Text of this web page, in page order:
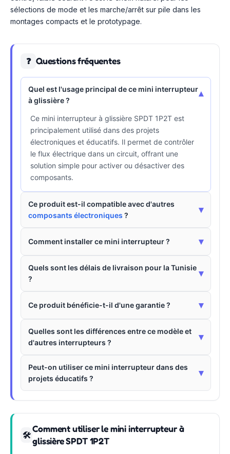
sélections de mode et les marche/arrêt sur pile dans les
montages compacts et le prototypage.
❓ Questions fréquentes
Quel est l'usage principal de ce mini interrupteur
à glissière ?
▾
Ce mini interrupteur à glissière SPDT 1P2T est
principalement utilisé dans des projets
électroniques et éducatifs. Il permet de contrôler
le flux électrique dans un circuit, offrant une
solution simple pour activer ou désactiver des
composants.
Ce produit est-il compatible avec d'autres
composants électroniques ?
▾
Comment installer ce mini interrupteur ? ▾
Quels sont les délais de livraison pour la Tunisie
?
▾
Ce produit bénéficie-t-il d'une garantie ? ▾
Quelles sont les différences entre ce modèle et
d'autres interrupteurs ?
▾
Peut-on utiliser ce mini interrupteur dans des
projets éducatifs ?
▾
🛠
Comment utiliser le mini interrupteur à
glissière SPDT 1P2T